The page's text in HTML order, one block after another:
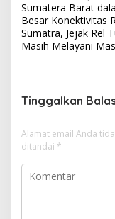
a
v
i
a
i
p
o
Sumatera Barat
Besar Konektivitas
Sumatra, Jejak Rel
Masih Melayani
Tinggalkan
Alamat email Anda
ditandai *